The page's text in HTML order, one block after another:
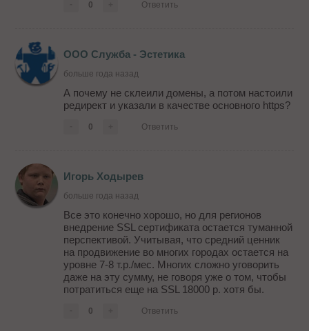
0 Ответить
ООО Служба - Эстетика
больше года назад
А почему не склеили домены, а потом настоили
редирект и указали в качестве основного https?
0 Ответить
Игорь Ходырев
больше года назад
Все это конечно хорошо, но для регионов
внедрение SSL сертификата остается туманной
перспективой. Учитывая, что средний ценник
на продвижение во многих городах остается на
уровне 7-8 т.р./мес. Многих сложно уговорить
даже на эту сумму, не говоря уже о том, чтобы
потратиться еще на SSL 18000 р. хотя бы.
0 Ответить